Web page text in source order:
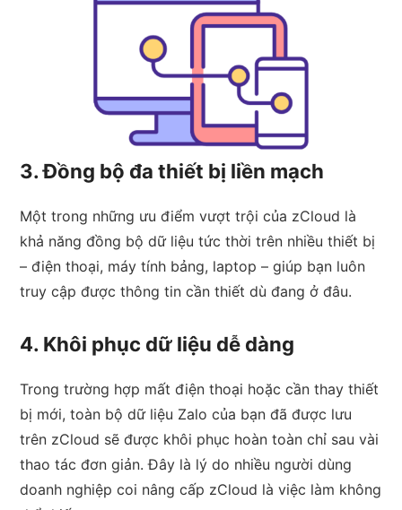
3. Đồng bộ đa thiết bị liền mạch
Một trong những ưu điểm vượt trội của zCloud là
khả năng đồng bộ dữ liệu tức thời trên nhiều thiết bị
– điện thoại, máy tính bảng, laptop – giúp bạn luôn
truy cập được thông tin cần thiết dù đang ở đâu.
4. Khôi phục dữ liệu dễ dàng
Trong trường hợp mất điện thoại hoặc cần thay thiết
bị mới, toàn bộ dữ liệu Zalo của bạn đã được lưu
trên zCloud sẽ được khôi phục hoàn toàn chỉ sau vài
thao tác đơn giản. Đây là lý do nhiều người dùng
doanh nghiệp coi nâng cấp zCloud là việc làm không